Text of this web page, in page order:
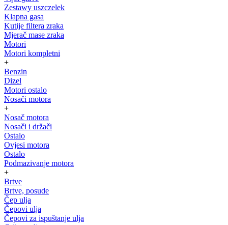
Zestawy uszczelek
Klapna gasa
Kutije filtera zraka
Mjerač mase zraka
Motori
Motori kompletni
+
Benzin
Dizel
Motori ostalo
Nosači motora
+
Nosač motora
Nosači i držači
Ostalo
Ovjesi motora
Ostalo
Podmazivanje motora
+
Brtve
Brtve, posude
Čep ulja
Čepovi ulja
Čepovi za ispuštanje ulja